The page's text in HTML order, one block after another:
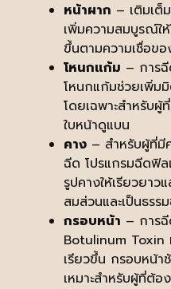
หน้าผาก – เติมเต็
เพิ่มความสมบูรณ์ให้
ขึ้นตามความเชื่อข
โหนกแก้ม – การ
โหนกแก้มช่วยเพิ่ม
โดยเฉพาะสำหรับ
ใบหน้าดูแบน
คาง – สำหรับผู้ที่มี
ฉีด โปรแกรมฉีดฟิล
รูปคางให้เรียวยาว
สมส่วนและเป็นธรร
กรอบหน้า – การ
Botulinum Toxin
เรียวขึ้น กรอบหน้า
เหมาะสำหรับผู้ที่ต้